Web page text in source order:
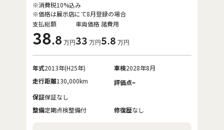
支払総額
38.8 万円
車両価格
33 万円
諸費用
5.8 万円
※消費税10%込み
※価格は展示店にて8月登録の場合
年式2013年(H25年) 車検2028年8月
走行距離130,000km 評価点-
保証保証なし
整備定期点検整備付 修復歴なし